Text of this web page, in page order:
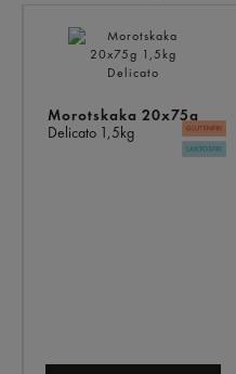
Morotskaka 20x75g
Delicato 1,5kg